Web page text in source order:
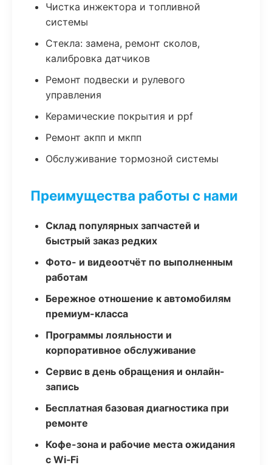
Чистка инжектора и топливной
системы
Стекла: замена, ремонт сколов,
калибровка датчиков
Ремонт подвески и рулевого
управления
Керамические покрытия и ppf
Ремонт акпп и мкпп
Обслуживание тормозной системы
Преимущества работы с нами
Склад популярных запчастей и
быстрый заказ редких
Фото- и видеоотчёт по выполненным
работам
Бережное отношение к автомобилям
премиум-класса
Программы лояльности и
корпоративное обслуживание
Сервис в день обращения и онлайн-
запись
Бесплатная базовая диагностика при
ремонте
Кофе-зона и рабочие места ожидания
с Wi‑Fi